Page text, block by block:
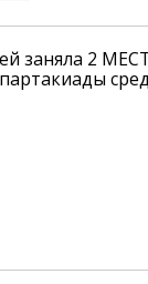
заняла 2